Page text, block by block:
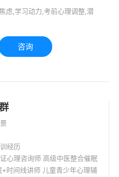
科、厌学、内动力不足）、考
虑,学习动力,考前心理调整,潜
咨询
经历
心理咨询师 高级中医整合催眠
+时间线讲师 儿童青少年心理辅